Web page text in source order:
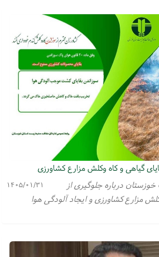
گیاهی و کاه وکلش مزارع کشاورزی
۱۴۰۵/۰۱/۳۱
درباره جلوگیری از
مزارع کشاورزی و ایجاد آلودگی هوا